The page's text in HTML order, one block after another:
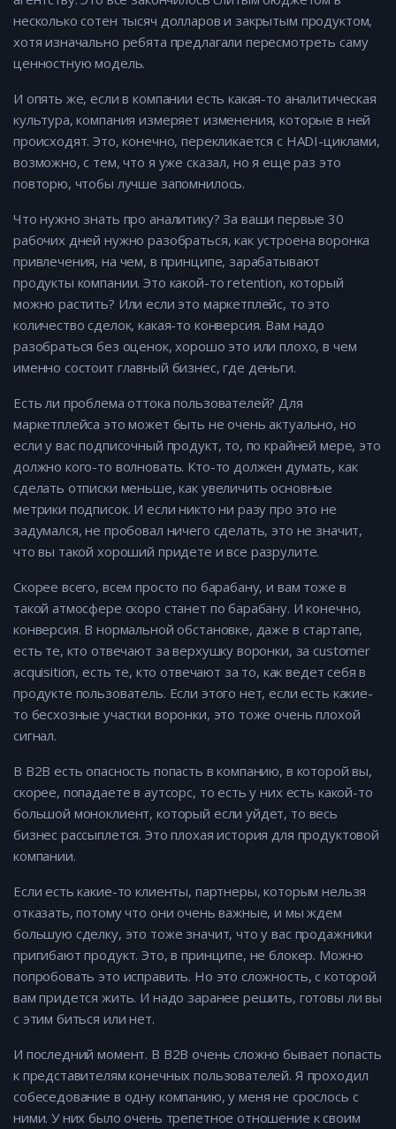
несколько сотен тысяч долларов и закрытым продуктом,
хотя изначально ребята предлагали пересмотреть саму
ценностную модель.
И опять же, если в компании есть какая-то аналитическая
культура, компания измеряет изменения, которые в ней
происходят. Это, конечно, перекликается с HADI-циклами,
возможно, с тем, что я уже сказал, но я еще раз это
повторю, чтобы лучше запомнилось.
Что нужно знать про аналитику? За ваши первые 30
рабочих дней нужно разобраться, как устроена воронка
привлечения, на чем, в принципе, зарабатывают
продукты компании. Это какой-то retention, который
можно растить? Или если это маркетплейс, то это
количество сделок, какая-то конверсия. Вам надо
разобраться без оценок, хорошо это или плохо, в чем
именно состоит главный бизнес, где деньги.
Есть ли проблема оттока пользователей? Для
маркетплейса это может быть не очень актуально, но
если у вас подписочный продукт, то, по крайней мере, это
должно кого-то волновать. Кто-то должен думать, как
сделать отписки меньше, как увеличить основные
метрики подписок. И если никто ни разу про это не
задумался, не пробовал ничего сделать, это не значит,
что вы такой хороший придете и все разрулите.
Скорее всего, всем просто по барабану, и вам тоже в
такой атмосфере скоро станет по барабану. И конечно,
конверсия. В нормальной обстановке, даже в стартапе,
есть те, кто отвечают за верхушку воронки, за customer
acquisition, есть те, кто отвечают за то, как ведет себя в
продукте пользователь. Если этого нет, если есть какие-
то бесхозные участки воронки, это тоже очень плохой
сигнал.
В В2В есть опасность попасть в компанию, в которой вы,
скорее, попадаете в аутсорс, то есть у них есть какой-то
большой моноклиент, который если уйдет, то весь
бизнес рассыплется. Это плохая история для продуктовой
компании.
Если есть какие-то клиенты, партнеры, которым нельзя
отказать, потому что они очень важные, и мы ждем
большую сделку, это тоже значит, что у вас продажники
пригибают продукт. Это, в принципе, не блокер. Можно
попробовать это исправить. Но это сложность, с которой
вам придется жить. И надо заранее решить, готовы ли вы
с этим биться или нет.
И последний момент. В В2В очень сложно бывает попасть
к представителям конечных пользователей. Я проходил
собеседование в одну компанию, у меня не срослось с
ними. У них было очень трепетное отношение к своим